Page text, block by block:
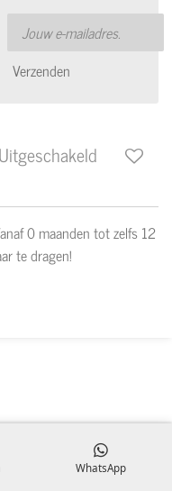
Verzenden
Uitgeschakeld
0 maanden tot zelfs 12
te dragen!
WhatsApp